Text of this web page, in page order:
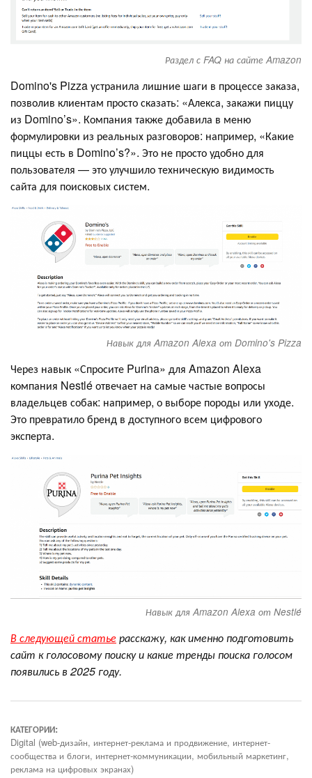
Раздел с FAQ на сайте Amazon
Domino's Pizza устранила лишние шаги в процессе заказа,
позволив клиентам просто сказать: «Алекса, закажи пиццу
из Domino’s». Компания также добавила в меню
формулировки из реальных разговоров: например, «Какие
пиццы есть в Domino’s?». Это не просто удобно для
пользователя — это улучшило техническую видимость
сайта для поисковых систем.
Навык для Amazon Alexa от Domino's Pizza
Через навык «Спросите Purina» для Amazon Alexa
компания Nestlé отвечает на самые частые вопросы
владельцев собак: например, о выборе породы или уходе.
Это превратило бренд в доступного всем цифрового
эксперта.
Навык для Amazon Alexa от Nestlé
В следующей статьерасскажу, как именно подготовить
сайт к голосовому поиску и какие тренды поиска голосом
появились в 2025 году.
КАТЕГОРИИ:
Digital (web-дизайн, интернет-реклама и продвижение, интернет-
сообщества и блоги, интернет-коммуникации, мобильный маркетинг,
реклама на цифровых экранах)